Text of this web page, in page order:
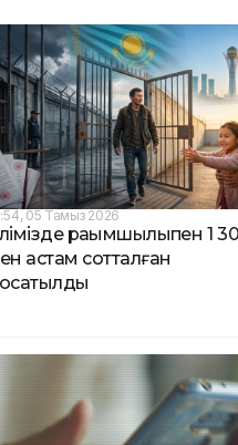
05 Тамыз 2026
рақымшылықпен 1
астам сотталған